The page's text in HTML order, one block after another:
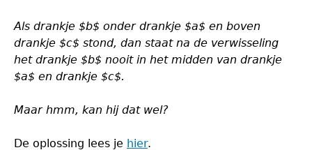
Als drankje $b$ onder drankje $a$ en boven
drankje $c$ stond, dan staat na de verwisseling
het drankje $b$ nooit in het midden van drankje
$a$ en drankje $c$.
Maar hmm, kan hij dat wel?
De oplossing lees je hier.